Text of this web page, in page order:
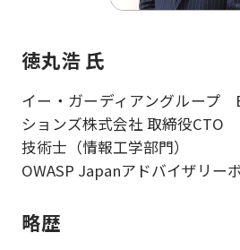
徳丸浩 氏
イー・ガーディアングループ
ションズ株式会社 取締役CTO
技術士（情報工学部門）
OWASP Japanアドバイザリー
略歴